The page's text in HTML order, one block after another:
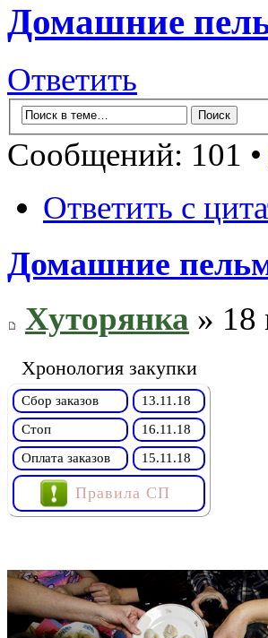
Домашние
Ответить
Сообщений: 101 •
Ответить с
Домашние
Хуторянка » 18
Хронология закупки
Сбор заказов
13.11.18
Стоп
16.11.18
Оплата заказов
15.11.18
Правила СП